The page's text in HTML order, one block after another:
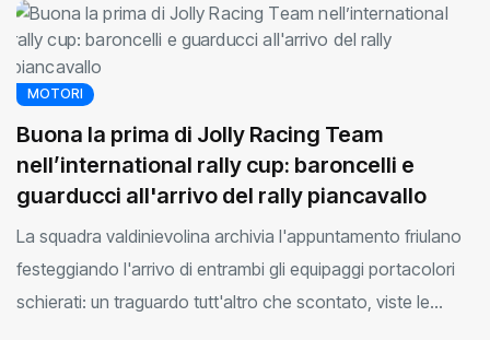
MOTORI
Buona la prima di Jolly Racing Team
nell’international rally cup: baroncelli e
guarducci all'arrivo del rally piancavallo
La squadra valdinievolina archivia l'appuntamento friulano
festeggiando l'arrivo di entrambi gli equipaggi portacolori
schierati: un traguardo tutt'altro che scontato, viste le